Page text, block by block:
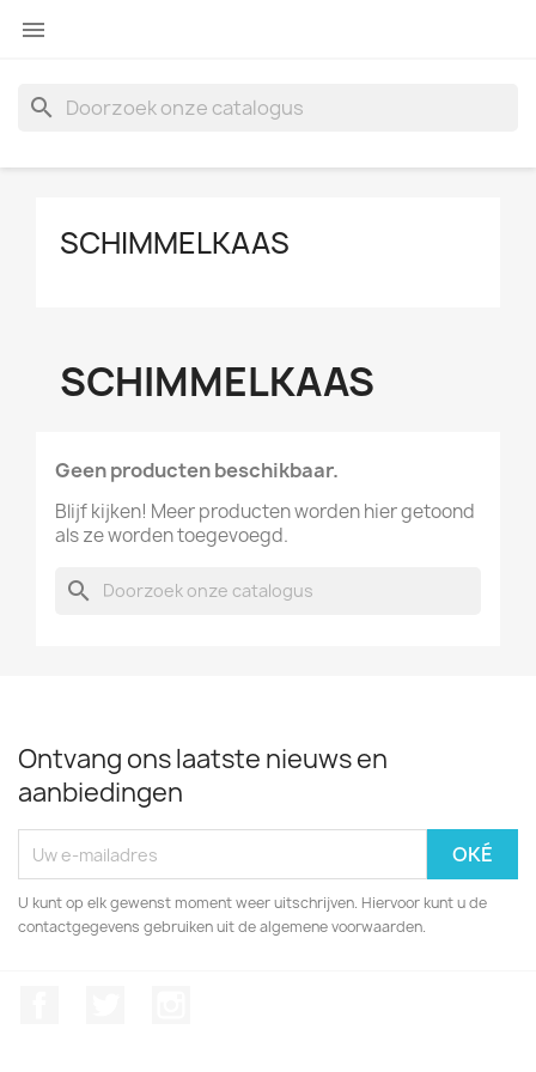

search
SCHIMMELKAAS
SCHIMMELKAAS
Geen producten beschikbaar.
Blijf kijken! Meer producten worden hier getoond
als ze worden toegevoegd.
search
Ontvang ons laatste nieuws en
aanbiedingen
U kunt op elk gewenst moment weer uitschrijven. Hiervoor kunt u de
contactgegevens gebruiken uit de algemene voorwaarden.